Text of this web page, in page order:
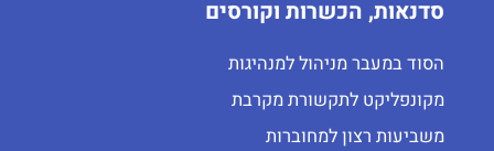
סדנאות, הכשרות וקורסים
הסוד במעבר מניהול למנהיגות
מקונפליקט לתקשורת מקרבת
משביעות רצון למחוברות